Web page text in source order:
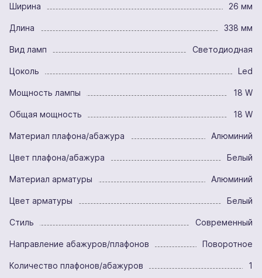
Ширина 26 мм
Длина 338 мм
Вид ламп Светодиодная
Цоколь Led
Мощность лампы 18 W
Общая мощность 18 W
Материал плафона/абажура Алюминий
Цвет плафона/абажура Белый
Материал арматуры Алюминий
Цвет арматуры Белый
Стиль Современный
Направление абажуров/плафонов Поворотное
Количество плафонов/абажуров 1